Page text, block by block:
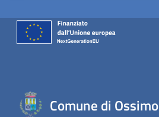
Comune di Ossimo